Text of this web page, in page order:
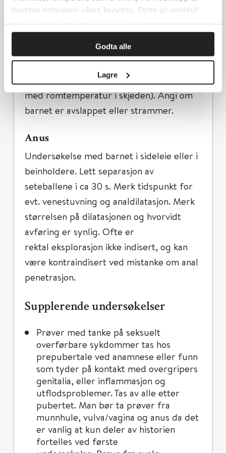
hvordan nettsidene våres benyttes. Dette gir verdifull
innsikt som gjør at vi kan forbedre oss.
Godta alle
Lagre
gjentas i kne-albue leie. Alternativt kan
vattpinne for å løfte på hymen, men ikke
hos prepubertale da berøring av hymen
er smertefult. Man kan i stedet bruke
«floating» teknikk (fyll fysiologisk saltvann
med romtemperatur i skjeden). Angi om
barnet er avslappet eller strammer.
Anus
Undersøkelse med barnet i sideleie eller i
beinholdere. Lett separasjon av
seteballene i ca 30 s. Merk tidspunkt for
evt. venestuvning og analdilatasjon. Merk
størrelsen på dilatasjonen og hvorvidt
avføring er synlig. Ofte er
rektal eksplorasjon ikke indisert, og kan
være kontraindisert ved mistanke om anal
penetrasjon.
Supplerende undersøkelser
Prøver med tanke på seksuelt
overførbare sykdommer tas hos
prepubertale ved anamnese eller funn
som tyder på kontakt med overgripers
genitalia, eller inflammasjon og
utflodsproblemer. Tas av alle etter
pubertet. Man bør ta prøver fra
munnhule, vulva/vagina og anus da det
er vanlig at kun deler av historien
fortelles ved første